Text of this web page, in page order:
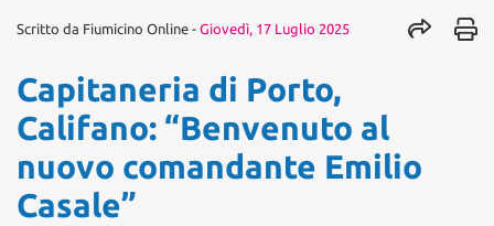
Scritto da Fiumicino Online - Giovedì, 17 Luglio 2025
Capitaneria di Porto,
Califano: “Benvenuto al
nuovo comandante Emilio
Casale”